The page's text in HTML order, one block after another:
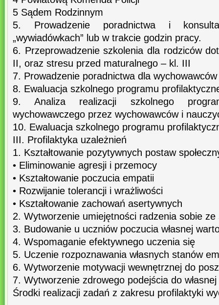
5 Sądem Rodzinnym
5. Prowadzenie poradnictwa i
„wywiadówkach” lub w trakcie godzin pracy.
6. Przeprowadzenie szkolenia dla rodziców
II, oraz stresu przed maturalnego – kl. III
7. Prowadzenie poradnictwa dla wychowawców
8. Ewaluacja szkolnego programu
9. Analiza realizacji szkolnego
wychowawczego przez wychowawców i
10. Ewaluacja szkolnego programu
III. Profilaktyka uzależnień
1. Kształtowanie pozytywnych postaw
• Eliminowanie agresji i przemocy
• Kształtowanie poczucia empatii
• Rozwijanie tolerancji i wrażliwości
• Kształtowanie zachowań asertywnych
2. Wytworzenie umiejętności radzenia sobie ze
3. Budowanie u uczniów poczucia własnej
4. Wspomaganie efektywnego uczenia się
5. Uczenie rozpoznawania własnych stanów
6. Wytworzenie motywacji wewnętrznej do
7. Wytworzenie zdrowego podejścia do
Środki realizacji zadań z zakresu profilaktyki